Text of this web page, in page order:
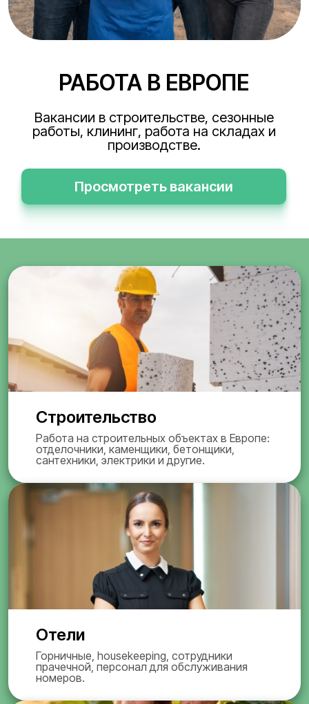
РАБОТА В ЕВРОПЕ
Вакансии в строительстве, сезонные
работы, клининг, работа на складах и
производстве.
Просмотреть вакансии
Строительство
Работа на строительных объектах в Европе:
отделочники, каменщики, бетонщики,
сантехники, электрики и другие.
Отели
Горничные, housekeeping, сотрудники
прачечной, персонал для обслуживания
номеров.